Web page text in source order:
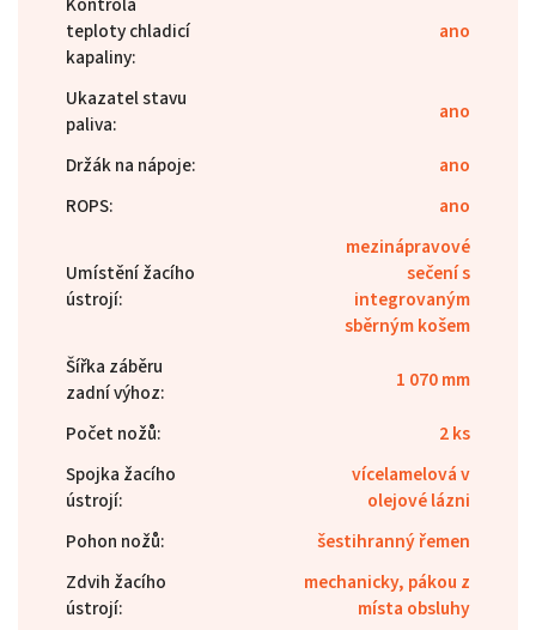
teploty chladicí
kapaliny:
ano
Ukazatel stavu
paliva: ano
Držák na nápoje:
ano
ROPS: ano
Umístění žacího
ústrojí:
mezinápravové
sečení s
integrovaným
sběrným košem
Šířka záběru
zadní výhoz: 1 070 mm
Počet nožů:
2 ks
Spojka žacího
ústrojí:
vícelamelová v
olejové lázni
Pohon nožů:
šestihranný řemen
Zdvih žacího
ústrojí:
mechanicky, pákou z
místa obsluhy